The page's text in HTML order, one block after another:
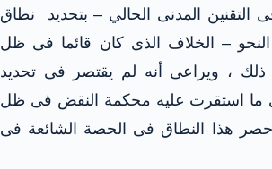
المدنى الحالي – بتحديد نطاق
النحو – الخلاف الذى كان قائما فى ظل
ذلك ، ويراعى أنه لم يقتصر فى تحديد
ما استقرت عليه محكمة النقض فى ظل
حصر هذا النطاق فى الحصة الشائعة فى